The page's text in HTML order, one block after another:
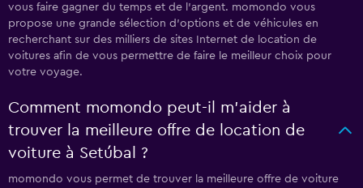
vous faire gagner du temps et de l'argent. momondo vous
propose une grande sélection d'options et de véhicules en
recherchant sur des milliers de sites Internet de location de
voitures afin de vous permettre de faire le meilleur choix pour
votre voyage.
Comment momondo peut-il m’aider à
trouver la meilleure offre de location de
voiture à Setúbal ?
momondo vous permet de trouver la meilleure offre de voiture